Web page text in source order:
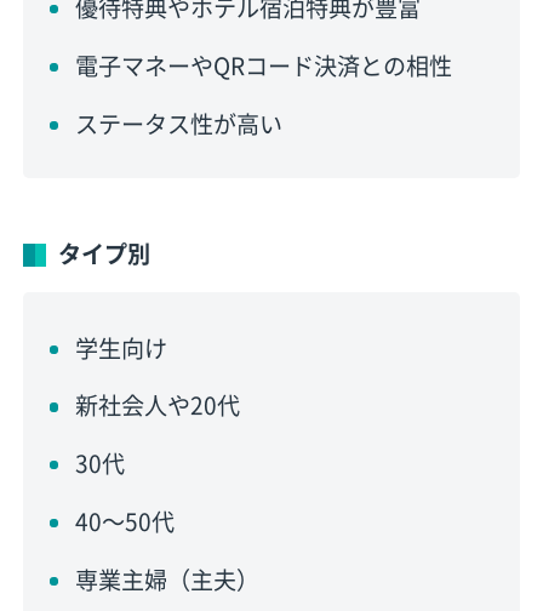
優待特典やホテル宿泊特典が豊富
電子マネーやQRコード決済との相性
ステータス性が高い
タイプ別
学生向け
新社会人や20代
30代
40〜50代
専業主婦（主夫）